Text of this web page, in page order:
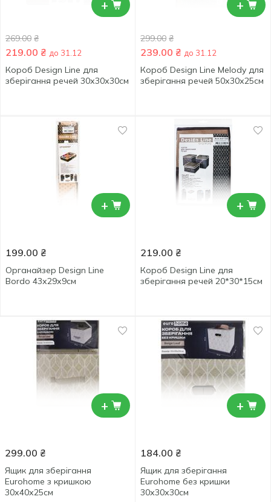
+
269.00 ₴
219.00 ₴ до 31.12
Короб Design Line для
зберігання речей 30х30х30см
+
299.00 ₴
239.00 ₴ до 31.12
Короб Design Line Melody для
зберігання речей 50х30х25см
+
199.00 ₴
Органайзер Design Line
Bordo 43х29х9см
+
219.00 ₴
Короб Design Line для
зберігання речей 20*30*15см
+
299.00 ₴
Ящик для зберігання
Eurohome з кришкою
30х40х25см
+
184.00 ₴
Ящик для зберігання
Eurohome без кришки
30х30х30см